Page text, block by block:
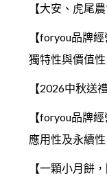
【大安、虎尾
【foryou品牌
獨特性與價值性
【2026中秋送
【foryou品牌
應用性及永續性
【一顆小月餅